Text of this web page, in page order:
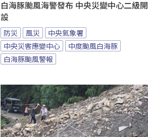
白海豚颱風海警發布 中央災變中心二級開
設
防災 風災
中央氣象署
中央災害應變中心
中度颱風白海豚
白海豚颱風警報